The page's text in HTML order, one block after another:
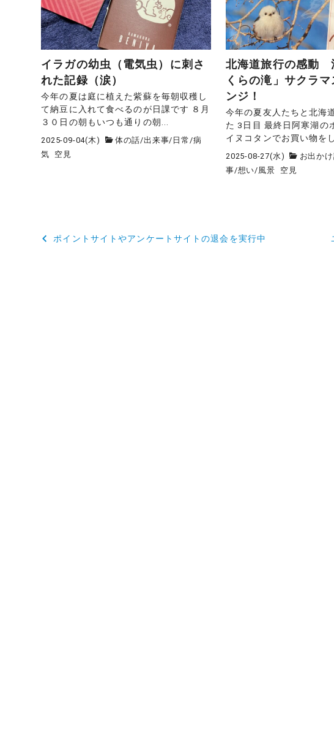
イラガの幼虫（電気虫）に刺さ
れた記録（涙）
今年の夏は庭に植えた紫蘇を毎朝収穫し
て納豆に入れて食べるのが日課です ８月
３０日の朝もいつも通りの朝...
2025-09-04(木) 体の話/出来事/ 日常 /病
気
空見
北海道旅行の感動
くらの滝」サクラ
ンジ！
今年の夏友人たちと北海
た 3日目 最終日阿寒湖の
イヌコタンでお買い物を
2025-08-27(水) お出か
事/想い/風景 空見
投
ポイントサイトやアンケートサイトの退会を実行中